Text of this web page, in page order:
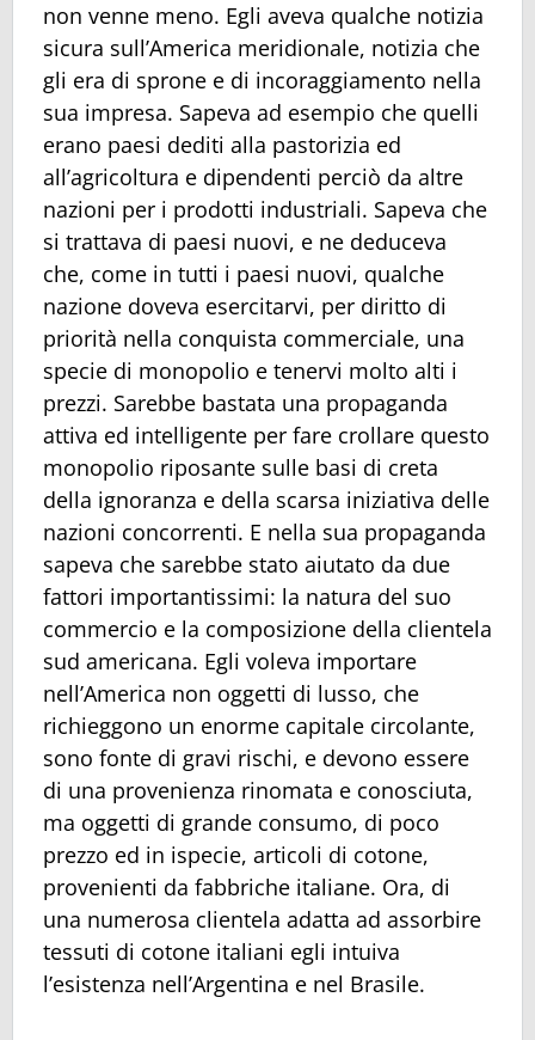
non venne meno. Egli aveva qualche notizia
sicura sull’America meridionale, notizia che
gli era di sprone e di incoraggiamento nella
sua impresa. Sapeva ad esempio che quelli
erano paesi dediti alla pastorizia ed
all’agricoltura e dipendenti perciò da altre
nazioni per i prodotti industriali. Sapeva che
si trattava di paesi nuovi, e ne deduceva
che, come in tutti i paesi nuovi, qualche
nazione doveva esercitarvi, per diritto di
priorità nella conquista commerciale, una
specie di monopolio e tenervi molto alti i
prezzi. Sarebbe bastata una propaganda
attiva ed intelligente per fare crollare questo
monopolio riposante sulle basi di creta
della ignoranza e della scarsa iniziativa delle
nazioni concorrenti. E nella sua propaganda
sapeva che sarebbe stato aiutato da due
fattori importantissimi: la natura del suo
commercio e la composizione della clientela
sud americana. Egli voleva importare
nell’America non oggetti di lusso, che
richieggono un enorme capitale circolante,
sono fonte di gravi rischi, e devono essere
di una provenienza rinomata e conosciuta,
ma oggetti di grande consumo, di poco
prezzo ed in ispecie, articoli di cotone,
provenienti da fabbriche italiane. Ora, di
una numerosa clientela adatta ad assorbire
tessuti di cotone italiani egli intuiva
l’esistenza nell’Argentina e nel Brasile.